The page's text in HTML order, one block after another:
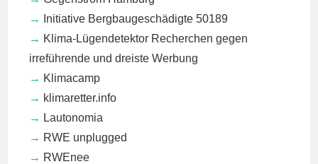
Initiative Bergbaugeschädigte 50189
Klima-Lügendetektor Recherchen gegen
irreführende und dreiste Werbung
Klimacamp
klimaretter.info
Lautonomia
RWE unplugged
RWEnee